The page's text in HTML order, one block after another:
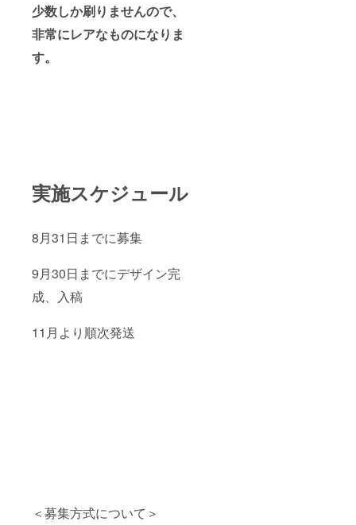
少数しか刷りませんので、
非常にレアなものになりま
す。
実施スケジュール
8月31日までに募集
9月30日までにデザイン完
成、入稿
11月より順次発送
＜募集方式について＞